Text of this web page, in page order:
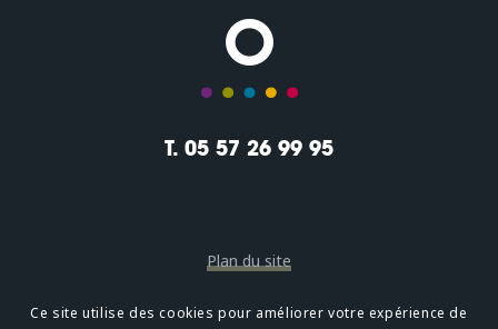
T. 05 57 26 99 95
Plan du site
Mentions légales
Ce site utilise des cookies pour améliorer votre expérience de